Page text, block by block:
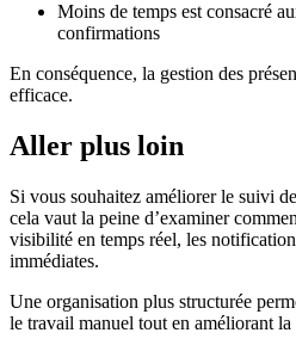
Moins de temps est consacré
confirmations
En conséquence, la gestion des
efficace.
Aller plus loin
Si vous souhaitez améliorer le suivi
cela vaut la peine d’examiner
visibilité en temps réel, les
immédiates.
Une organisation plus structurée
le travail manuel tout en améliorant